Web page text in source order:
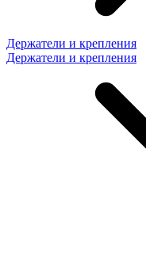
Держатели и крепления
Держатели и крепления